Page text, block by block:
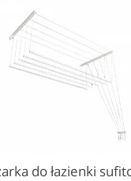
do łazienki